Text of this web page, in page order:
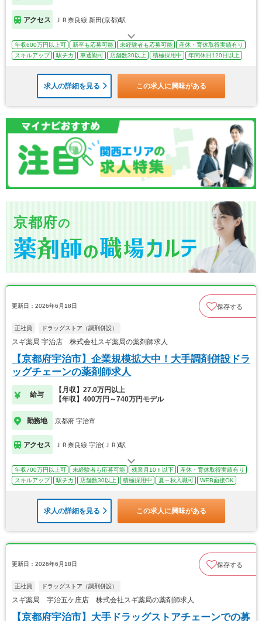
アクセス ＪＲ奈良線 新田(京都)駅
年収600万円以上可 新卒も応募可能 未経験者も応募可能
産休・育休取得実績有り
スキルアップ
駅チカ 車通勤可 店舗数30以上 積極採用中 年間休日120日以上
求人の詳細を見る この求人に興味がある
京都府の
更新日：2026年6月18日 保存する
正社員 ドラッグストア（調剤併設）
スギ薬局 宇治店 株式会社スギ薬局の薬剤師求人
【京都府宇治市】企業規模拡大中！大手調剤併設ドラ
ッグチェーンの薬剤師求人
給与
【月収】27.0万円以上
【年収】400万円～740万円モデル
勤務地 京都府 宇治市
アクセス ＪＲ奈良線 宇治(ＪＲ)駅
年収700万円以上可 未経験者も応募可能 残業月10ｈ以下
産休・育休取得実績有り
スキルアップ
駅チカ 店舗数30以上 積極採用中 夏～秋入職可 WEB面接OK
求人の詳細を見る この求人に興味がある
更新日：2026年6月18日 保存する
正社員 ドラッグストア（調剤併設）
スギ薬局 宇治五ケ庄店 株式会社スギ薬局の薬剤師求人
【京都府宇治市】大手ドラッグストアチェーンでの募